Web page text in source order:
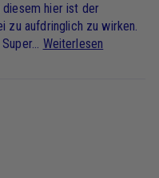
hier ist der
zu aufdringlich zu wirken.
Weiterlesen